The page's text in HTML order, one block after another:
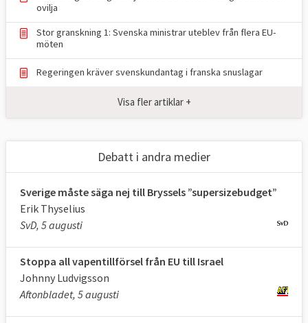
för Sveriges säkerhet, konkurrenskraft,
klimatarbete och globala inflytande, sade
statsminister Ulf Kristersson (M) i
riksdagen.
Det kan jämföras med förra regeringen
Sveriges viktigaste utrikes- och
säkerhetspolitiska arena” och “Det handlar
om jobben, eftersom EU är vår viktigaste
marknad”.
Sammantaget, visar Europaportalens
undersökningar, tycks syftet med det
svenska EU-medlemskapet framför allt vara
att stärka landets ekonomi och utrikes- och
ovilja
Stor granskning 1: Svenska ministrar uteblev från flera EU-
möten
Regeringen kräver svenskundantag i franska snuslagar
Visa fler artiklar +
Debatt i andra medier
Sverige måste säga nej till Bryssels ”supersizebudget”
Erik Thyselius
SvD, 5 augusti
Stoppa all vapentillförsel från EU till Israel
Johnny Ludvigsson
Aftonbladet, 5 augusti